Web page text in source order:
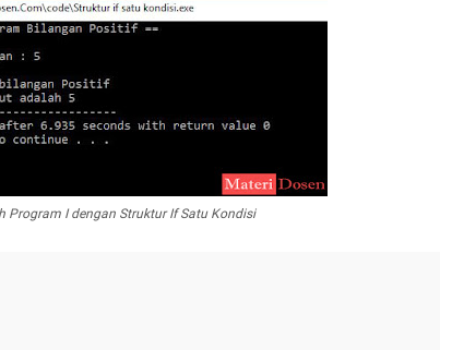
Program I dengan Struktur If Satu Kondisi